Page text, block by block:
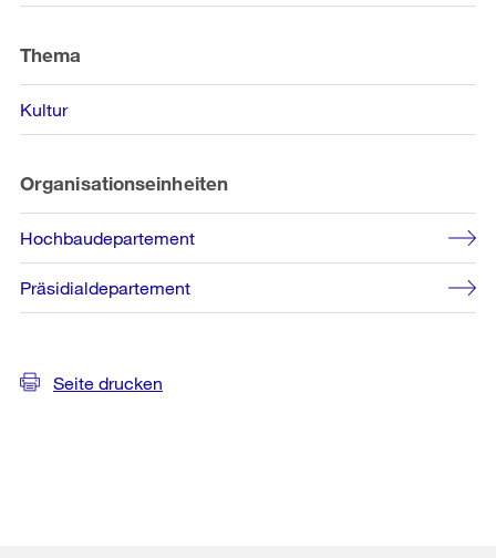
Thema
Kultur
Organisationseinheiten
Hochbaudepartement
Präsidialdepartement
Seite drucken